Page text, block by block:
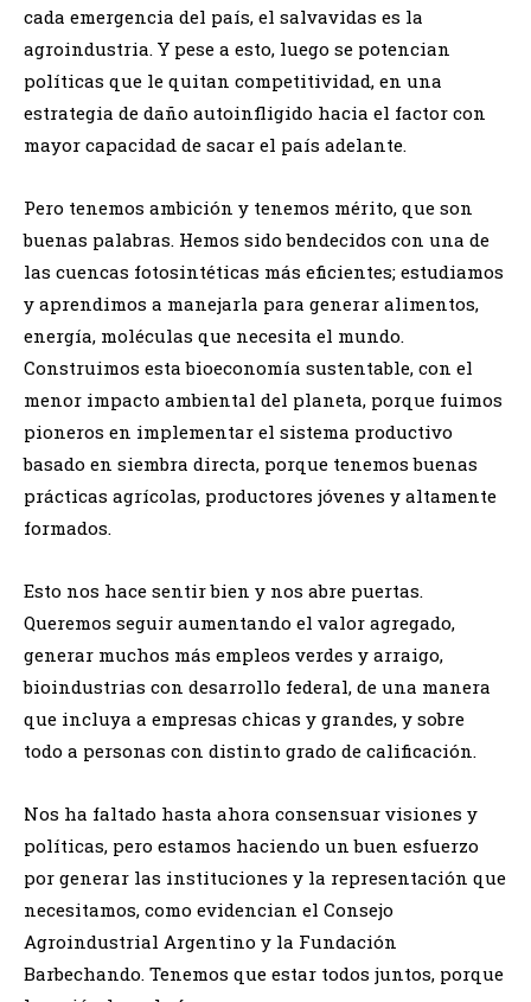
cada emergencia del país, el salvavidas es la
agroindustria. Y pese a esto, luego se potencian
políticas que le quitan competitividad, en una
estrategia de daño autoinfligido hacia el factor con
mayor capacidad de sacar el país adelante.
Pero tenemos ambición y tenemos mérito, que son
buenas palabras. Hemos sido bendecidos con una de
las cuencas fotosintéticas más eficientes; estudiamos
y aprendimos a manejarla para generar alimentos,
energía, moléculas que necesita el mundo.
Construimos esta bioeconomía sustentable, con el
menor impacto ambiental del planeta, porque fuimos
pioneros en implementar el sistema productivo
basado en siembra directa, porque tenemos buenas
prácticas agrícolas, productores jóvenes y altamente
formados.
Esto nos hace sentir bien y nos abre puertas.
Queremos seguir aumentando el valor agregado,
generar muchos más empleos verdes y arraigo,
bioindustrias con desarrollo federal, de una manera
que incluya a empresas chicas y grandes, y sobre
todo a personas con distinto grado de calificación.
Nos ha faltado hasta ahora consensuar visiones y
políticas, pero estamos haciendo un buen esfuerzo
por generar las instituciones y la representación que
necesitamos, como evidencian el Consejo
Agroindustrial Argentino y la Fundación
Barbechando. Tenemos que estar todos juntos, porque